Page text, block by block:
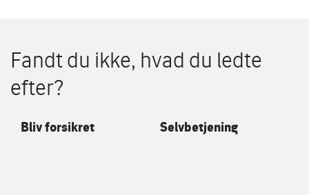
Fandt du ikke, hvad du ledte
efter?
Bliv forsikret Selvbetjening